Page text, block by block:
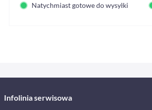
Natychmiast gotowe do wysyłki
Infolinia serwisowa